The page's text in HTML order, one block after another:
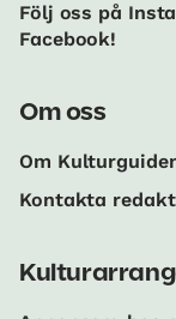
Följ oss på
Facebook!
Om oss
Om
Kontakta